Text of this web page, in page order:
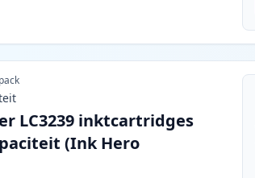
LC3239 inktcartridges
(Ink Hero